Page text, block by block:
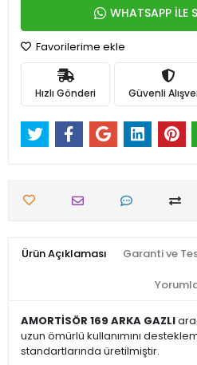
WHATSAPP İLE
Favorilerime ekle
Hızlı Gönderi Güvenli
Ürün Açıklaması Garanti ve
AMORTİSÖR 169 ARKA GAZLI
uzun ömürlü kullanımını
standartlarında üretilmiştir.